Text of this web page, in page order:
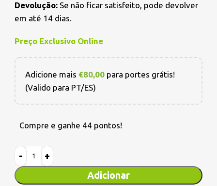
Devolução: Se não ficar satisfeito, pode devolver
em até 14 dias.
Preço Exclusivo Online
Adicione mais €80,00 para portes grátis!
(Valido para PT/ES)
Compre e ganhe 44 pontos!
Adicionar